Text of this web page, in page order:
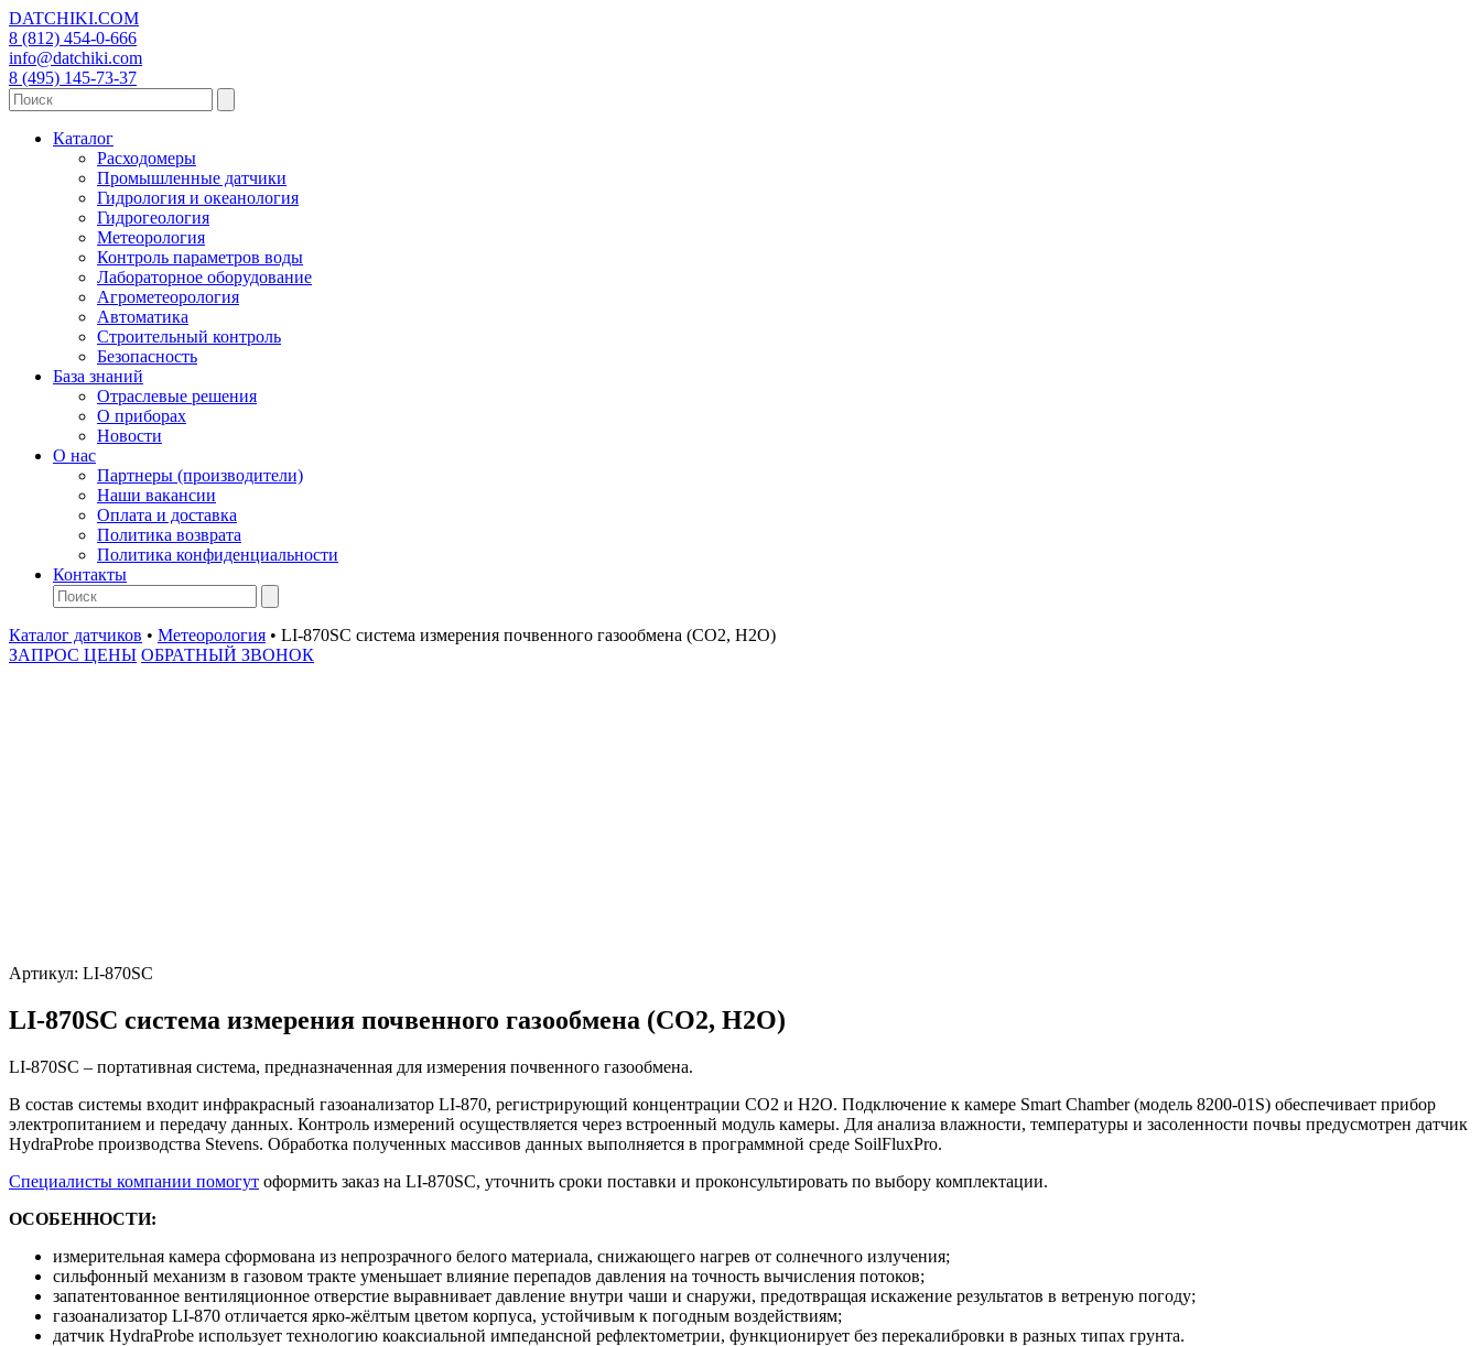
DATCHIKI.COM
8 (812) 454-0-666
info@datchiki.com
8 (495) 145-73-37
Каталог
Расходомеры
Промышленные датчики
Гидрология и океанология
Гидрогеология
Метеорология
Контроль параметров воды
Лабораторное оборудование
Агрометеорология
Автоматика
Строительный контроль
Безопасность
База знаний
Отраслевые решения
О приборах
Новости
О нас
Партнеры (производители)
Наши вакансии
Оплата и доставка
Политика возврата
Политика конфиденциальности
Контакты
Каталог датчиков • Метеорология • LI-870SC система измерения почвенного газообмена (CO2, H2O)
ЗАПРОС ЦЕНЫ ОБРАТНЫЙ ЗВОНОК
Артикул: LI-870SC
LI-870SC система измерения почвенного газообмена (CO2, H2O)
LI-870SC – портативная система, предназначенная для измерения почвенного газообмена.
В состав системы входит инфракрасный газоанализатор LI-870, регистрирующий концентрации CO2 и H2O. Подключение к камере Smart Chamber (модель 8200-01S) обеспечивает прибор
электропитанием и передачу данных. Контроль измерений осуществляется через встроенный модуль камеры. Для анализа влажности, температуры и засоленности почвы предусмотрен датчик
HydraProbe производства Stevens. Обработка полученных массивов данных выполняется в программной среде SoilFluxPro.
Специалисты компании помогут оформить заказ на LI-870SC, уточнить сроки поставки и проконсультировать по выбору комплектации.
ОСОБЕННОСТИ:
измерительная камера сформована из непрозрачного белого материала, снижающего нагрев от солнечного излучения;
сильфонный механизм в газовом тракте уменьшает влияние перепадов давления на точность вычисления потоков;
запатентованное вентиляционное отверстие выравнивает давление внутри чаши и снаружи, предотвращая искажение результатов в ветреную погоду;
газоанализатор LI-870 отличается ярко-жёлтым цветом корпуса, устойчивым к погодным воздействиям;
датчик HydraProbe использует технологию коаксиальной импедансной рефлектометрии, функционирует без перекалибровки в разных типах грунта.